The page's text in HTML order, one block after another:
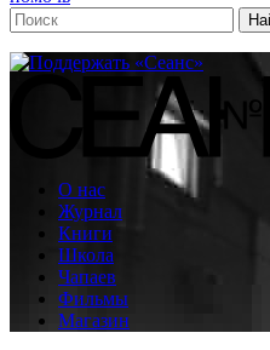
О нас
Журнал
Книги
Школа
Чапаев
Фильмы
Магазин